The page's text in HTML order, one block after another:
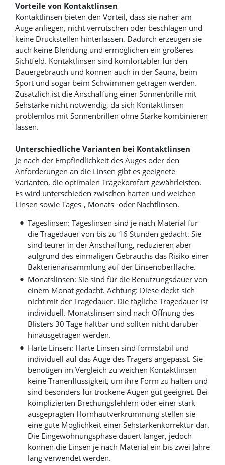
Vorteile von Kontaktlinsen
Kontaktlinsen bieten den Vorteil, dass sie näher am
Auge anliegen, nicht verrutschen oder beschlagen und
keine Druckstellen hinterlassen. Dadurch erzeugen sie
auch keine Blendung und ermöglichen ein größeres
Sichtfeld. Kontaktlinsen sind komfortabler für den
Dauergebrauch und können auch in der Sauna, beim
Sport und sogar beim Schwimmen getragen werden.
Zusätzlich ist die Anschaffung einer Sonnenbrille mit
Sehstärke nicht notwendig, da sich Kontaktlinsen
problemlos mit Sonnenbrillen ohne Stärke kombinieren
lassen.
Unterschiedliche Varianten bei Kontaktlinsen
Je nach der Empfindlichkeit des Auges oder den
Anforderungen an die Linsen gibt es geeignete
Varianten, die optimalen Tragekomfort gewährleisten.
Es wird unterschieden zwischen harten und weichen
Linsen sowie Tages-, Monats- oder Nachtlinsen.
Tageslinsen: Tageslinsen sind je nach Material für
die Tragedauer von bis zu 16 Stunden gedacht. Sie
sind teurer in der Anschaffung, reduzieren aber
aufgrund des einmaligen Gebrauchs das Risiko einer
Bakterienansammlung auf der Linsenoberfläche.
Monatslinsen: Sie sind für die Benutzungsdauer von
einem Monat gedacht. Achtung: Diese deckt sich
nicht mit der Tragedauer. Die tägliche Tragedauer ist
individuell. Monatslinsen sind nach Öffnung des
Blisters 30 Tage haltbar und sollten nicht darüber
hinausgetragen werden.
Harte Linsen: Harte Linsen sind formstabil und
individuell auf das Auge des Trägers angepasst. Sie
benötigen im Vergleich zu weichen Kontaktlinsen
keine Tränenflüssigkeit, um ihre Form zu halten und
sind besonders für trockene Augen gut geeignet. Bei
komplizierten Brechungsfehlern oder einer stark
ausgeprägten Hornhautverkrümmung stellen sie
eine gute Möglichkeit einer Sehstärkenkorrektur dar.
Die Eingewöhnungsphase dauert länger, jedoch
können die Linsen je nach Material ein bis zwei Jahre
lang verwendet werden.